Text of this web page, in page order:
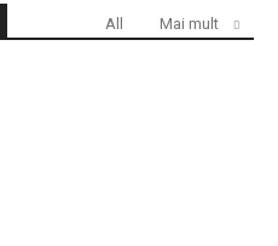
All Mai mult